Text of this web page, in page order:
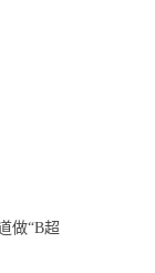
做“B超